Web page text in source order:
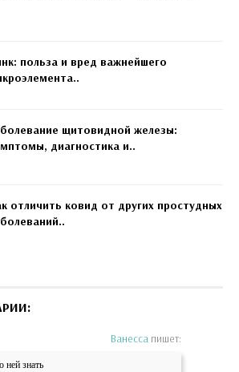
польза и вред важнейшего
щитовидной железы:
диагностика и..
отличить ковид от других простудных
Ванесса пишет:
ней знать